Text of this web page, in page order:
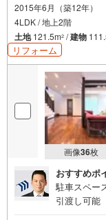
2015年6月（築12年）
4LDK / 地上2階
土地121.5m2 /建物
リフォーム
画像36枚
おすすめポ
駐車スペー
引渡し可能